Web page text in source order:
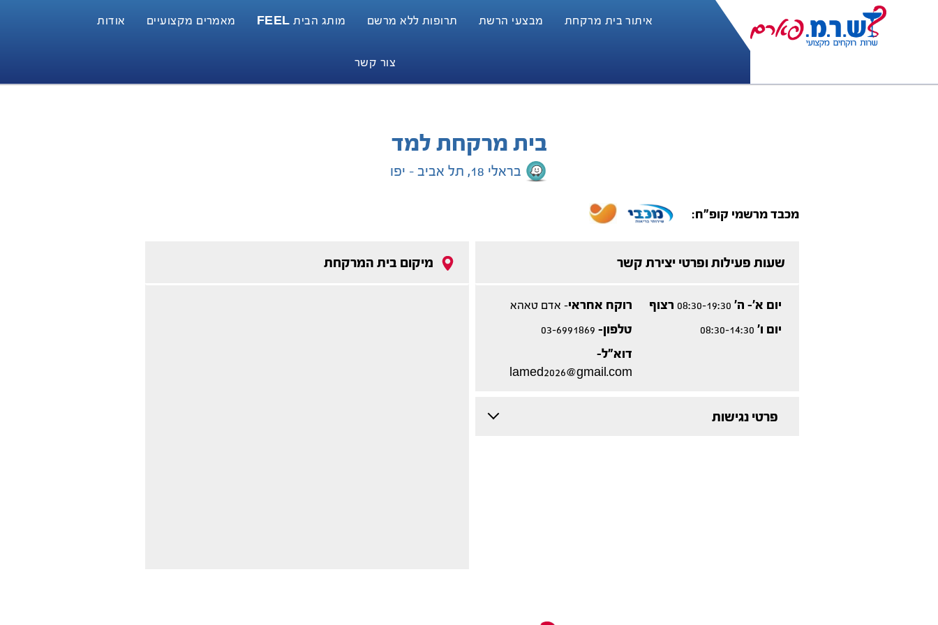
איתור בית מרקחת מבצעי הרשת תרופות ללא מרשם מותג הבית FEEL מאמרים מקצועיים אודות
צור קשר
בית מרקחת למד
בראלי 18, תל אביב - יפו
מכבד מרשמי קופ"ח:
מיקום בית המרקחת שעות פעילות ופרטי יצירת קשר
יום א'- ה'08:30-19:30
רצוף
יום ו'08:30-14:30
רוקח אחראי- אדם טאהא
טלפון-
דוא"ל-
lamed2026@gmail.com
פרטי נגישות